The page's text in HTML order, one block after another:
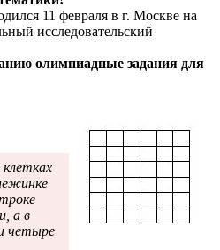
11 февраля в г. Москве на
исследовательский
олимпиадные задания для
а в
четыре